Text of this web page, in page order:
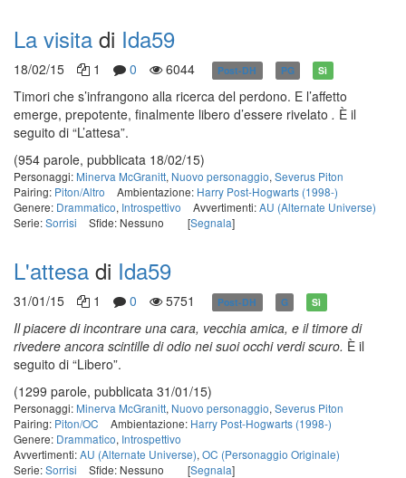
La visita di Ida59
18/02/15 1 0 6044 Post-DH PG Sì
Timori che s’infrangono alla ricerca del perdono. E l’affetto
emerge, prepotente, finalmente libero d’essere rivelato . È il
seguito di “L’attesa”.
(954 parole, pubblicata 18/02/15)
Personaggi: Minerva McGranitt, Nuovo personaggio, Severus Piton
Pairing: Piton/Altro Ambientazione: Harry Post-Hogwarts (1998-)
Genere: Drammatico, Introspettivo Avvertimenti:AU (Alternate Universe)
Serie:Sorrisi Sfide: Nessuno [Segnala]
L'attesa di Ida59
31/01/15 1 0 5751 Post-DH G Sì
Il piacere di incontrare una cara, vecchia amica, e il timore di
rivedere ancora scintille di odio nei suoi occhi verdi scuro. È il
seguito di “Libero”.
(1299 parole, pubblicata 31/01/15)
Personaggi: Minerva McGranitt, Nuovo personaggio, Severus Piton
Pairing: Piton/OC Ambientazione: Harry Post-Hogwarts (1998-)
Genere: Drammatico, Introspettivo
Avvertimenti:AU (Alternate Universe), OC (Personaggio Originale)
Serie:Sorrisi Sfide: Nessuno [Segnala]